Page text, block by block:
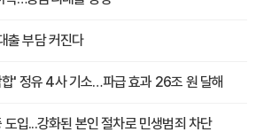
출 부담 커진다
합' 정유 4사 기소…파급 효과 26조 원 달해
입...강화된 본인 절차로 민생범죄 차단